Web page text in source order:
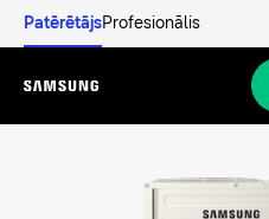
PatērētājsProfesionālis
Menu